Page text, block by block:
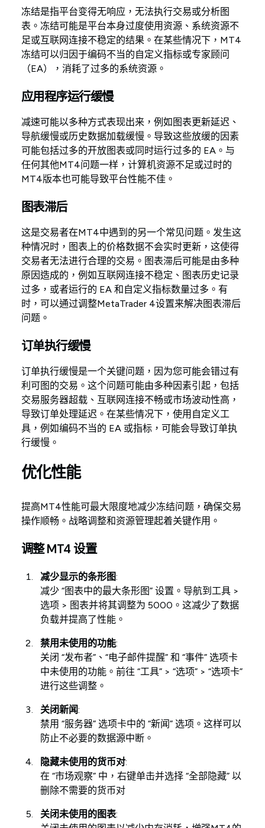
冻结是指平台变得无响应，无法执行交易或分析图
表。冻结可能是平台本身过度使用资源、系统资源不
足或互联网连接不稳定的结果。在某些情况下，MT4
冻结可以归因于编码不当的自定义指标或专家顾问
（EA），消耗了过多的系统资源。
应用程序运行缓慢
减速可能以多种方式表现出来，例如图表更新延迟、
导航缓慢或历史数据加载缓慢。导致这些放缓的因素
可能包括过多的开放图表或同时运行过多的 EA。与
任何其他MT4问题一样，计算机资源不足或过时的
MT4版本也可能导致平台性能不佳。
图表滞后
这是交易者在MT4中遇到的另一个常见问题。发生这
种情况时，图表上的价格数据不会实时更新，这使得
交易者无法进行合理的交易。图表滞后可能是由多种
原因造成的，例如互联网连接不稳定、图表历史记录
过多，或者运行的 EA 和自定义指标数量过多。有
时，可以通过调整MetaTrader 4设置来解决图表滞后
问题。
订单执行缓慢
订单执行缓慢是一个关键问题，因为您可能会错过有
利可图的交易。这个问题可能由多种因素引起，包括
交易服务器超载、互联网连接不畅或市场波动性高，
导致订单处理延迟。在某些情况下，使用自定义工
具，例如编码不当的 EA 或指标，可能会导致订单执
行缓慢。
优化性能
提高MT4性能可最大限度地减少冻结问题，确保交易
操作顺畅。战略调整和资源管理起着关键作用。
调整 MT4 设置
减少显示的条形图:
减少 “图表中的最大条形图” 设置。导航到工具 >
选项 > 图表并将其调整为 5000。这减少了数据
负载并提高了性能。
禁用未使用的功能:
关闭 “发布者”、“电子邮件提醒” 和 “事件” 选项卡
中未使用的功能。前往 “工具” > “选项” > “选项卡”
进行这些调整。
关闭新闻:
禁用 “服务器” 选项卡中的 “新闻” 选项。这样可以
防止不必要的数据源中断。
隐藏未使用的货币对:
在 “市场观察” 中，右键单击并选择 “全部隐藏” 以
删除不需要的货币对
关闭未使用的图表: